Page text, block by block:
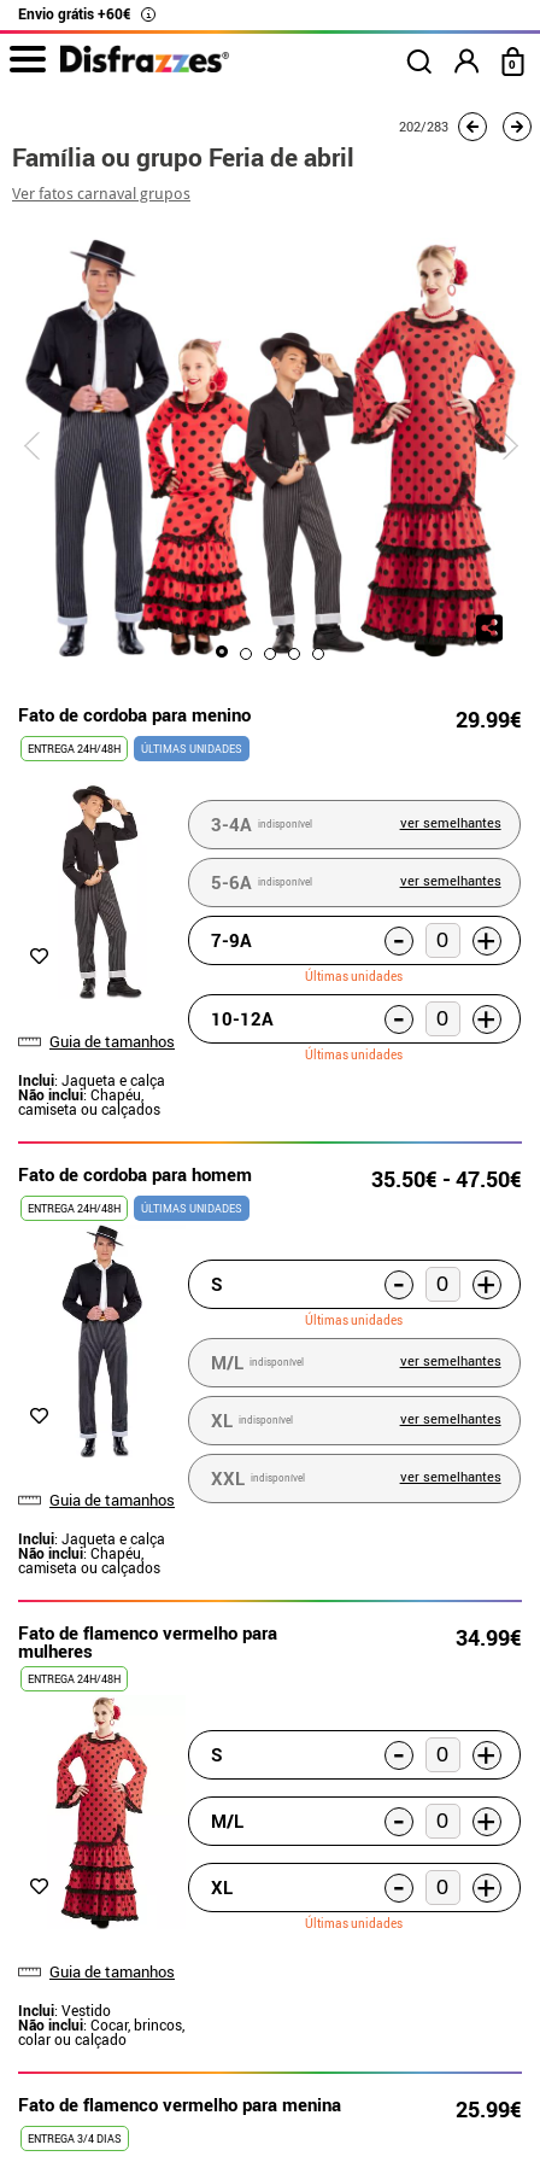
Envio grátis +60€ i
0
Família ou grupo Feria de abril
202/283
Família ou grupo Feria de abril
Ver fatos carnaval grupos
Fato de cordoba para menino 29.99€
ENTREGA 24H/48H ÚLTIMAS UNIDADES
Guia de tamanhos
Inclui: Jaqueta e calça
Não inclui: Chapéu,
camiseta ou calçados
3-4A indisponível ver semelhantes
5-6A indisponível ver semelhantes
7-9A - +
Últimas unidades
10-12A - +
Últimas unidades
Fato de cordoba para homem 35.50€ - 47.50€
ENTREGA 24H/48H ÚLTIMAS UNIDADES
Guia de tamanhos
Inclui: Jaqueta e calça
Não inclui: Chapéu,
camiseta ou calçados
S - +
Últimas unidades
M/L indisponível ver semelhantes
XL indisponível ver semelhantes
XXL indisponível ver semelhantes
Fato de flamenco vermelho para
mulheres 34.99€
ENTREGA 24H/48H
Guia de tamanhos
Inclui: Vestido
Não inclui: Cocar, brincos,
colar ou calçado
S - +
M/L - +
XL - +
Últimas unidades
Fato de flamenco vermelho para menina 25.99€
ENTREGA 3/4 DIAS